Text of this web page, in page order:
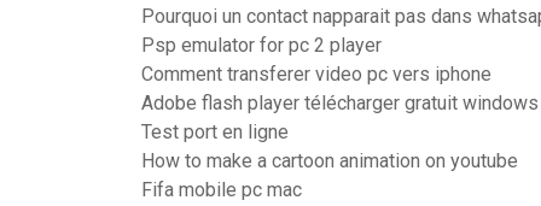
Pourquoi un contact napparait pas dans
Psp emulator for pc 2 player
Comment transferer video pc vers iphone
Adobe flash player télécharger gratuit windows
Test port en ligne
How to make a cartoon animation on youtube
Fifa mobile pc mac